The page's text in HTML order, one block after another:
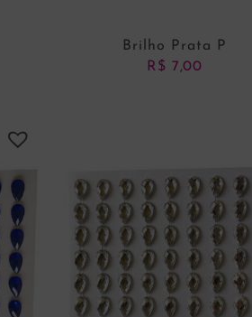
ADICIONAR AO CARRINHO
Brilho Prata P
R$ 7,00